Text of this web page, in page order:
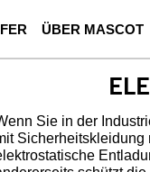
ÜBER MASCOT
Sie in der
Sicherheitskleidung